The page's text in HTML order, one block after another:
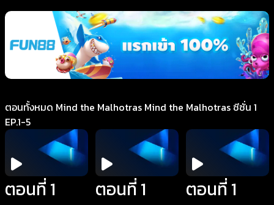
ตอนทั้งหมด Mind the Malhotras Mind the Malhotras ซีซั่น 1
EP.1-5
ตอนที่ 1 ตอนที่ 1 ตอนที่ 1